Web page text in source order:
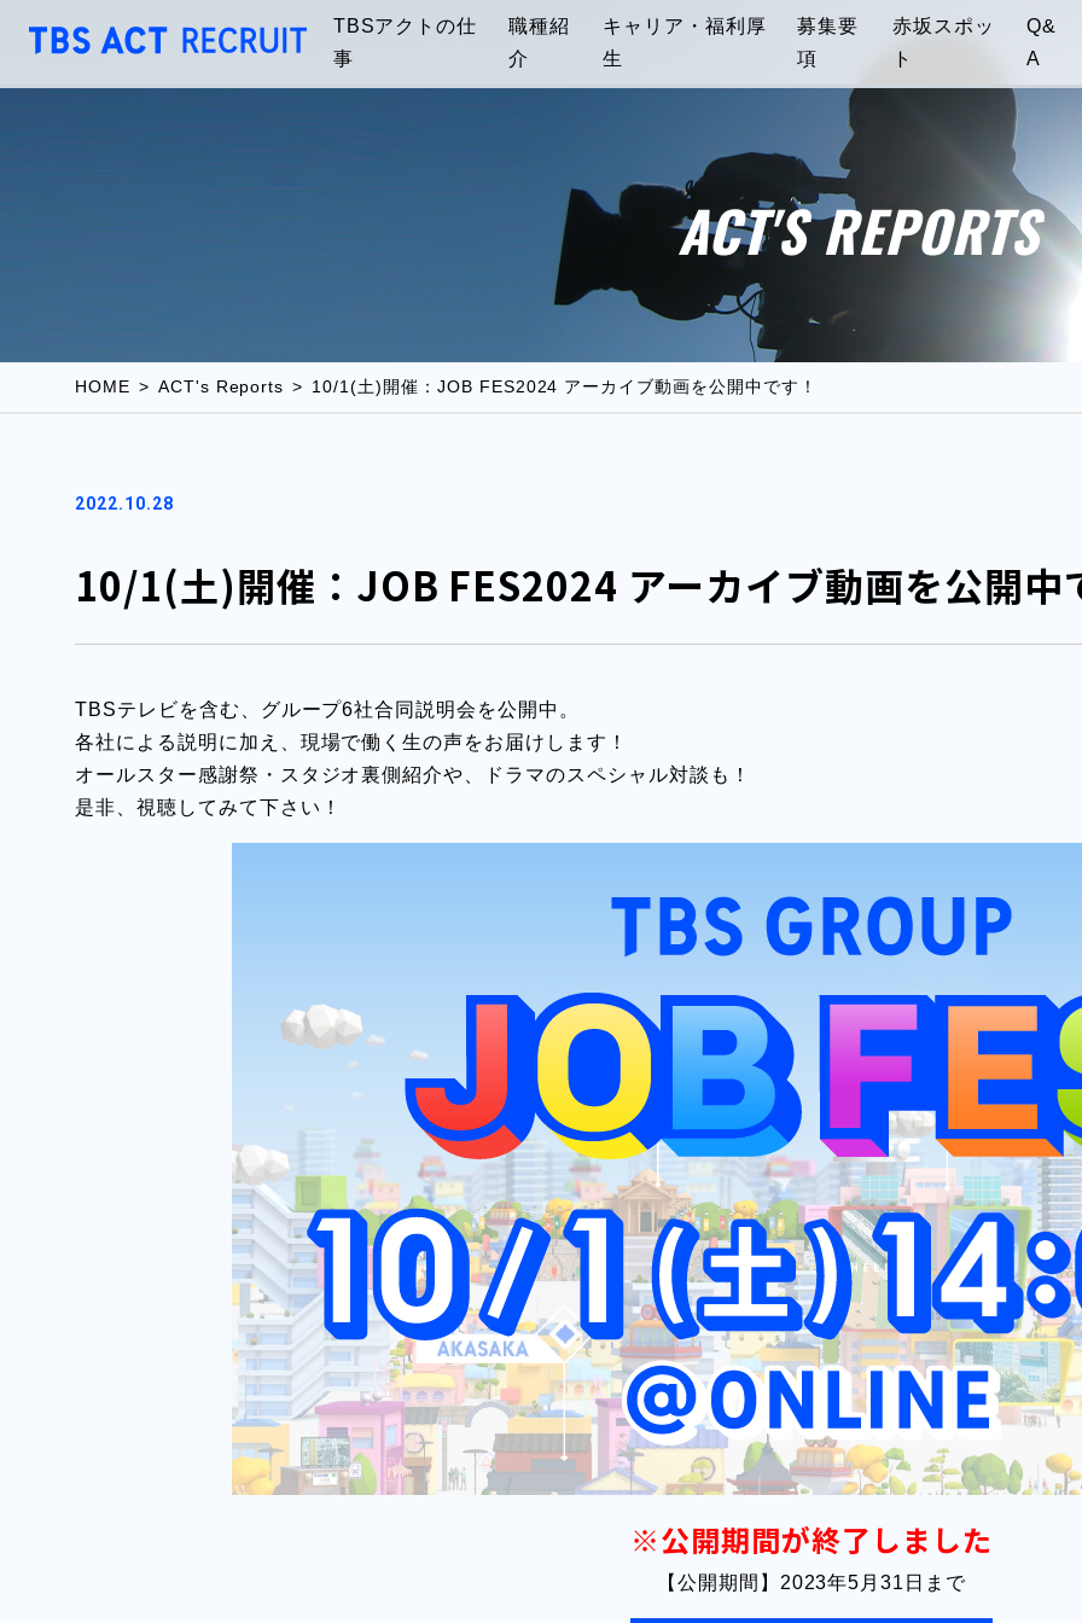
TBSアクトの仕
事
職種紹
介
キャリア・福利厚
生
募集要
項
赤坂スポッ
ト
Q&
A
ACT'S REPORTS
HOME ACT's Reports 10/1(土)開催：JOB FES2024 アーカイブ動画を公開中です！
2022.10.28
10/1(土)開催：JOB FES2024 アーカイブ動画を公開中
TBSテレビを含む、グループ6社合同説明会を公開中。
各社による説明に加え、現場で働く生の声をお届けします！
オールスター感謝祭・スタジオ裏側紹介や、ドラマのスペシャル対談も！
是非、視聴してみて下さい！
※公開期間が終了しました
【公開期間】2023年5月31日まで